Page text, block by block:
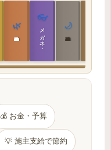
🌿
敷地設計の教科書
👓
メガネ｜転職 🌙
建築思想の教科書
💰 お金・予算
💡 施主支給で節約